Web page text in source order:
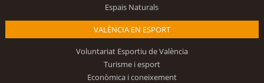
Espais Naturals
VALÈNCIA EN ESPORT
Voluntariat Esportiu de València
Turisme i esport
Econòmica i coneixement